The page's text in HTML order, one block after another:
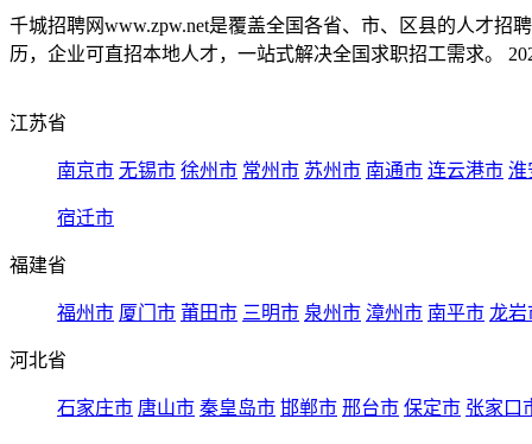
千城招聘网www.zpw.net是覆盖全国各省、市、区县的人才
历，企业可直招本地人才，一站式解决全国求职招工需求。
江苏省
南京市 无锡市 徐州市 常州市 苏州市 南通市 连云港市 淮
宿迁市
福建省
福州市 厦门市 莆田市 三明市 泉州市 漳州市 南平市 龙岩
河北省
石家庄市 唐山市 秦皇岛市 邯郸市 邢台市 保定市 张家口